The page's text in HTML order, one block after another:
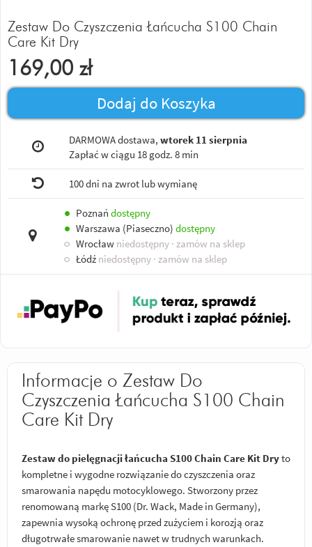
Zestaw Do Czyszczenia Łańcucha S100 Chain
Care Kit Dry
169,00 zł
Dodaj do Koszyka
DARMOWA dostawa, wtorek 11 sierpnia
Zapłać w ciągu 18 godz. 8 min
100 dni na zwrot lub wymianę
● Poznań dostępny
● Warszawa (Piaseczno) dostępny
○ Wrocław niedostępny · zamów na sklep
○ Łódź niedostępny · zamów na sklep
Informacje o Zestaw Do
Czyszczenia Łańcucha S100 Chain
Care Kit Dry
Zestaw do pielęgnacji łańcucha S100 Chain Care Kit Dryto
kompletne i wygodne rozwiązanie do czyszczenia oraz
smarowania napędu motocyklowego. Stworzony przez
renomowaną markę S100 (Dr. Wack, Made in Germany),
zapewnia wysoką ochronę przed zużyciem i korozją oraz
długotrwałe smarowanie nawet w trudnych warunkach.